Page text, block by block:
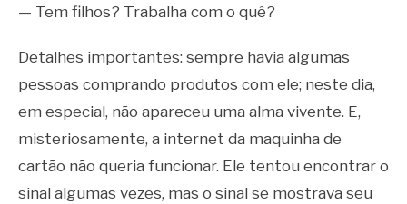
— Tem filhos? Trabalha com o quê?
Detalhes importantes: sempre havia algumas
pessoas comprando produtos com ele; neste dia,
em especial, não apareceu uma alma vivente. E,
misteriosamente, a internet da maquinha de
cartão não queria funcionar. Ele tentou encontrar o
sinal algumas vezes, mas o sinal se mostrava seu